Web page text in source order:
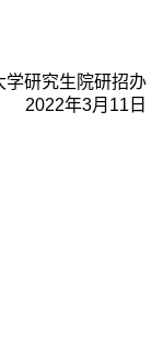
学研究生院研招办
2022年3月11日